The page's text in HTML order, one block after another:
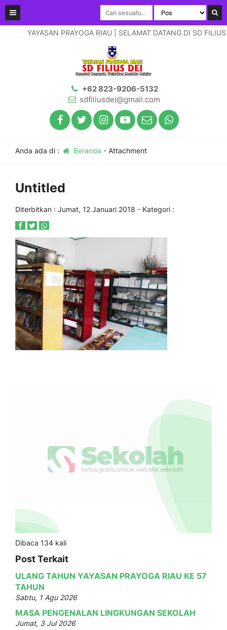
YAYASAN PRAYOGA RIAU | SELAMAT DATANG DI SD
+62 823-9206-5132
sdfiliusdei@gmail.com
Anda ada di : Beranda - Attachment
Untitled
Diterbitkan : Jumat, 12 Januari 2018 - Kategori :
Dibaca 134 kali
Post Terkait
ULANG TAHUN YAYASAN PRAYOGA RIAU KE 57
TAHUN
Sabtu, 1 Agu 2026
MASA PENGENALAN LINGKUNGAN SEKOLAH
Jumat, 3 Jul 2026